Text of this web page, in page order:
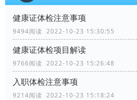
健康证体检注意事项
9494阅读 2022-10-23 15:30:55
健康证体检项目解读
9766阅读 2022-10-23 15:26:48
入职体检注意事项
9214阅读 2022-10-23 15:18:24